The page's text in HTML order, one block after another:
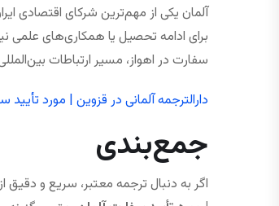
آلمان یکی از مهم‌ترین شرکای اقتصادی
برای ادامه تحصیل یا همکاری‌های علمی
سفارت در اهواز، مسیر ارتباطات
دارالترجمه آلمانی در قزوین | مورد تأیید
جمع‌بندی
اگر به دنبال ترجمه معتبر، سریع و دقیق